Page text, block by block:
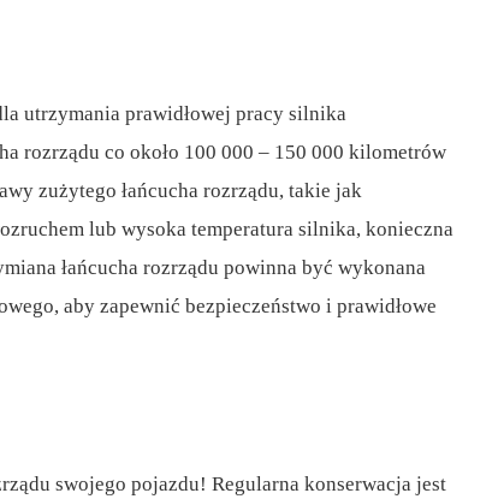
utrzymania prawidłowej pracy silnika
rozrządu co około 100 000 – 150 000 kilometrów
zużytego łańcucha rozrządu, takie jak
lub wysoka temperatura silnika, konieczna
łańcucha rozrządu powinna być wykonana
aby zapewnić bezpieczeństwo i prawidłowe
swojego pojazdu! Regularna konserwacja jest